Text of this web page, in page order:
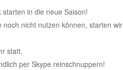
in die neue Saison!
nicht nutzen können, starten wir
statt.
per Skype reinschnuppern!